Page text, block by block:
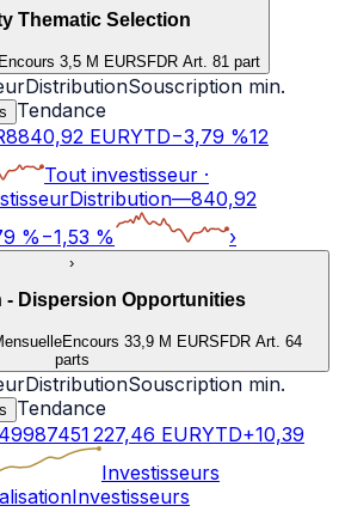
Thematic Selection
3,5 M EURSFDR Art. 81 part
DistributionSouscription min.
Tendance
840,92 EURYTD−3,79 %12
Tout investisseur ·
Distribution—840,92
% −1,53 % ›
›
- Dispersion Opportunities
Encours 33,9 M EURSFDR Art. 64
parts
DistributionSouscription min.
Tendance
1 227,46 EURYTD+10,39
Investisseurs
Investisseurs